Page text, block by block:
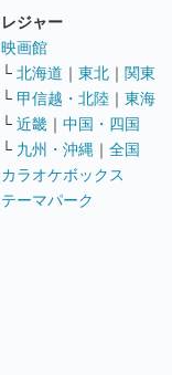
レジャー
映画館
└ 北海道 ｜ 東北 ｜ 関東
└ 甲信越・北陸 ｜ 東海
└ 近畿 ｜ 中国・四国
└ 九州・沖縄 ｜ 全国
カラオケボックス
テーマパーク